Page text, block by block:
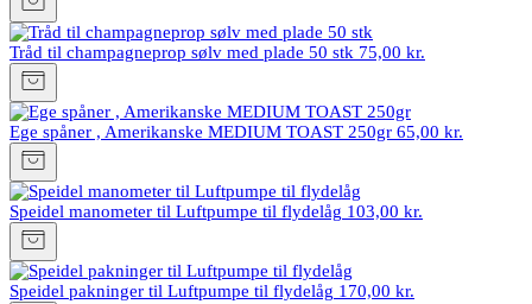
Tråd til champagneprop sølv med plade 50 stk 75,00 kr.
Ege spåner , Amerikanske MEDIUM TOAST 250gr 65,00 kr.
Speidel manometer til Luftpumpe til flydelåg 103,00 kr.
Speidel pakninger til Luftpumpe til flydelåg 170,00 kr.